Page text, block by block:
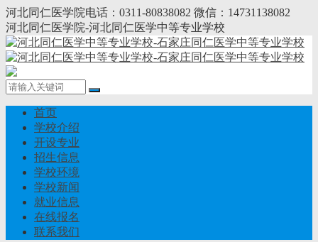
河北同仁医学院电话：0311-80838082 微信：14731138082
河北同仁医学院-河北同仁医学中等专业学校
首页
学校介绍
开设专业
招生信息
学校环境
学校新闻
就业信息
在线报名
联系我们